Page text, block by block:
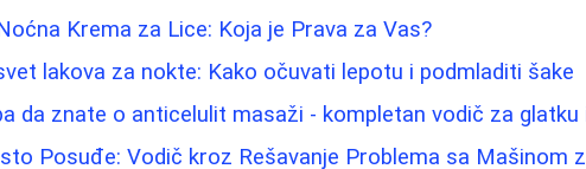
Krema za Lice: Koja je Prava za Vas?
lakova za nokte: Kako očuvati lepotu i podmladiti šake
da znate o anticelulit masaži - kompletan vodič za
Posuđe: Vodič kroz Rešavanje Problema sa Mašinom